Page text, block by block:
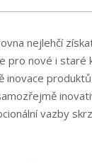
nejlehčí
pro nové i
inovace
vazby